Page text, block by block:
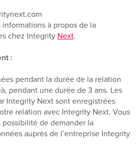
à propos de la
chez Integrity Next.
:
pendant la durée de la relation
pendant une durée de 3 ans. Les
Integrity Next sont enregistrées
relation avec Integrity Next. Vous
de demander la
auprès de l’entreprise Integrity